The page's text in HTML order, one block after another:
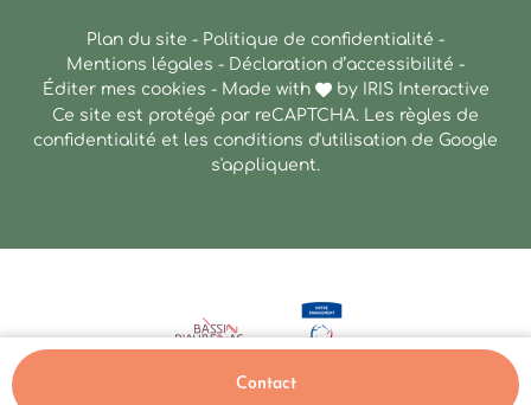
Contact
Plan du site - Politique de confidentialité -
Mentions légales - Déclaration d’accessibilité -
Éditer mes cookies - Made with by
IRIS Interactive
Ce site est protégé par reCAPTCHA. Les règles de
confidentialité et les conditions d'utilisation de Google
s'appliquent.